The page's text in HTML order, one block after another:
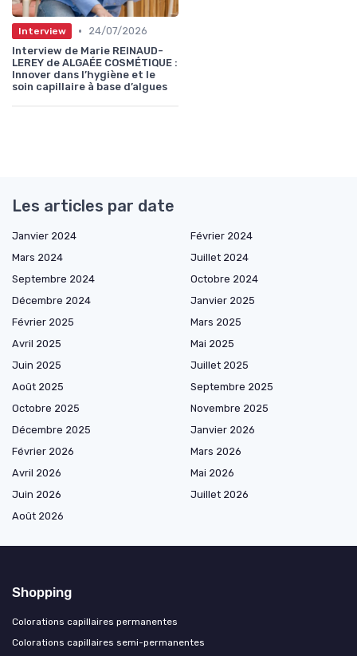
Interview •
24/07/2026
Interview de Marie REINAUD-
LEREY de ALGAÉE COSMÉTIQUE :
Innover dans l’hygiène et le
soin capillaire à base d’algues
Les articles par date
Janvier 2024
Février 2024
Mars 2024
Juillet 2024
Septembre 2024
Octobre 2024
Décembre 2024
Janvier 2025
Février 2025
Mars 2025
Avril 2025
Mai 2025
Juin 2025
Juillet 2025
Août 2025
Septembre 2025
Octobre 2025
Novembre 2025
Décembre 2025
Janvier 2026
Février 2026
Mars 2026
Avril 2026
Mai 2026
Juin 2026
Juillet 2026
Août 2026
Shopping
Colorations capillaires permanentes
Colorations capillaires semi-permanentes